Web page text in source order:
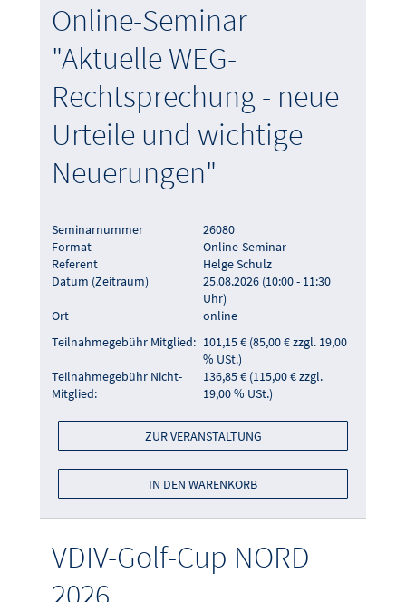
Online-Seminar
"Aktuelle WEG-
Rechtsprechung - neue
Urteile und wichtige
Neuerungen"
Seminarnummer
26080
Format
Online-Seminar
Referent
Helge Schulz
Datum (Zeitraum)
25.08.2026 (10:00 - 11:30
Uhr)
Ort
online
Teilnahmegebühr Mitglied: 101,15 € (85,00 € zzgl. 19,00
% USt.)
Teilnahmegebühr Nicht-
Mitglied:
136,85 € (115,00 € zzgl.
19,00 % USt.)
ZUR VERANSTALTUNG
IN DEN WARENKORB
VDIV-Golf-Cup NORD